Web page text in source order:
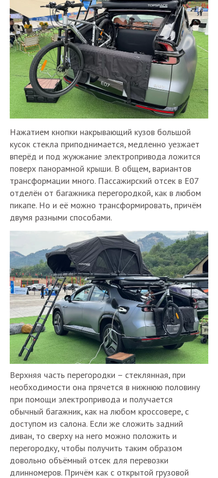
Нажатием кнопки накрывающий кузов большой
кусок стекла приподнимается, медленно уезжает
вперёд и под жужжание электропривода ложится
поверх панорамной крыши. В общем, вариантов
трансформации много. Пассажирский отсек в E07
отделён от багажника перегородкой, как в любом
пикапе. Но и её можно трансформировать, причём
двумя разными способами.
Верхняя часть перегородки – стеклянная, при
необходимости она прячется в нижнюю половину
при помощи электропривода и получается
обычный багажник, как на любом кроссовере, с
доступом из салона. Если же сложить задний
диван, то сверху на него можно положить и
перегородку, чтобы получить таким образом
довольно объёмный отсек для перевозки
длинномеров. Причём как с открытой грузовой